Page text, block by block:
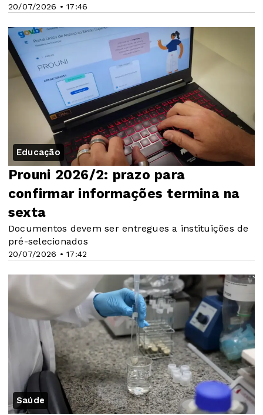
20/07/2026 • 17:46
Educação
20/07/2026 • 17:42
Prouni 2026/2: prazo para
confirmar informações termina na
sexta
Documentos devem ser entregues a instituições de
pré-selecionados
Saúde